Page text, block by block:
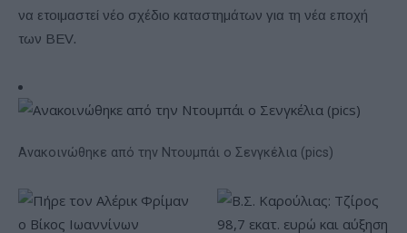
να ετοιμαστεί νέο σχέδιο καταστημάτων για τη νέα εποχή
των BEV.
Ανακοινώθηκε από την Ντουμπάι ο Σενγκέλια (pics)